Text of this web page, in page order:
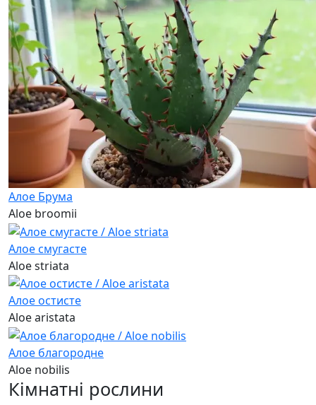
Алое Брума
Aloe broomii
Алое смугасте
Aloe striata
Алое остисте
Aloe aristata
Алое благородне
Aloe nobilis
Кімнатні рослини